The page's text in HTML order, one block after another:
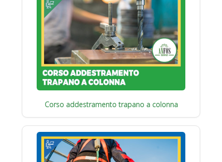
Corso addestramento trapano a colonna